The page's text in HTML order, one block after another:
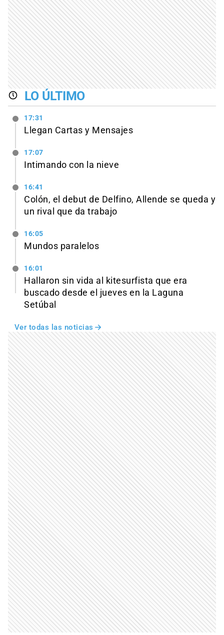
LO ÚLTIMO
17:31
Llegan Cartas y Mensajes
17:07
Intimando con la nieve
16:41
Colón, el debut de Delfino, Allende se queda y
un rival que da trabajo
16:05
Mundos paralelos
16:01
Hallaron sin vida al kitesurfista que era
buscado desde el jueves en la Laguna
Setúbal
Ver todas las noticias